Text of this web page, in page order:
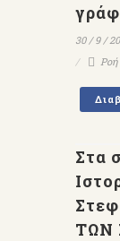
30 / 9 /
Ροή
Στα
ΤΩΝ